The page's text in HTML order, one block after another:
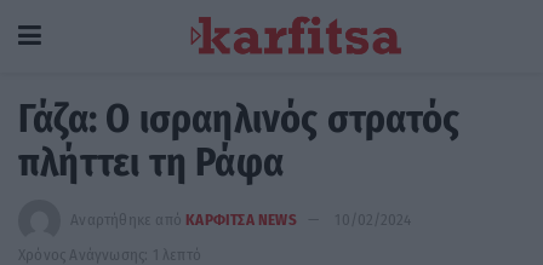
Γάζα: Ο ισραηλινός στρατός
πλήττει τη Ράφα
Αναρτήθηκε από ΚΑΡΦΙΤΣΑ NEWS
10/02/2024
Χρόνος Ανάγνωσης: 1 λεπτό